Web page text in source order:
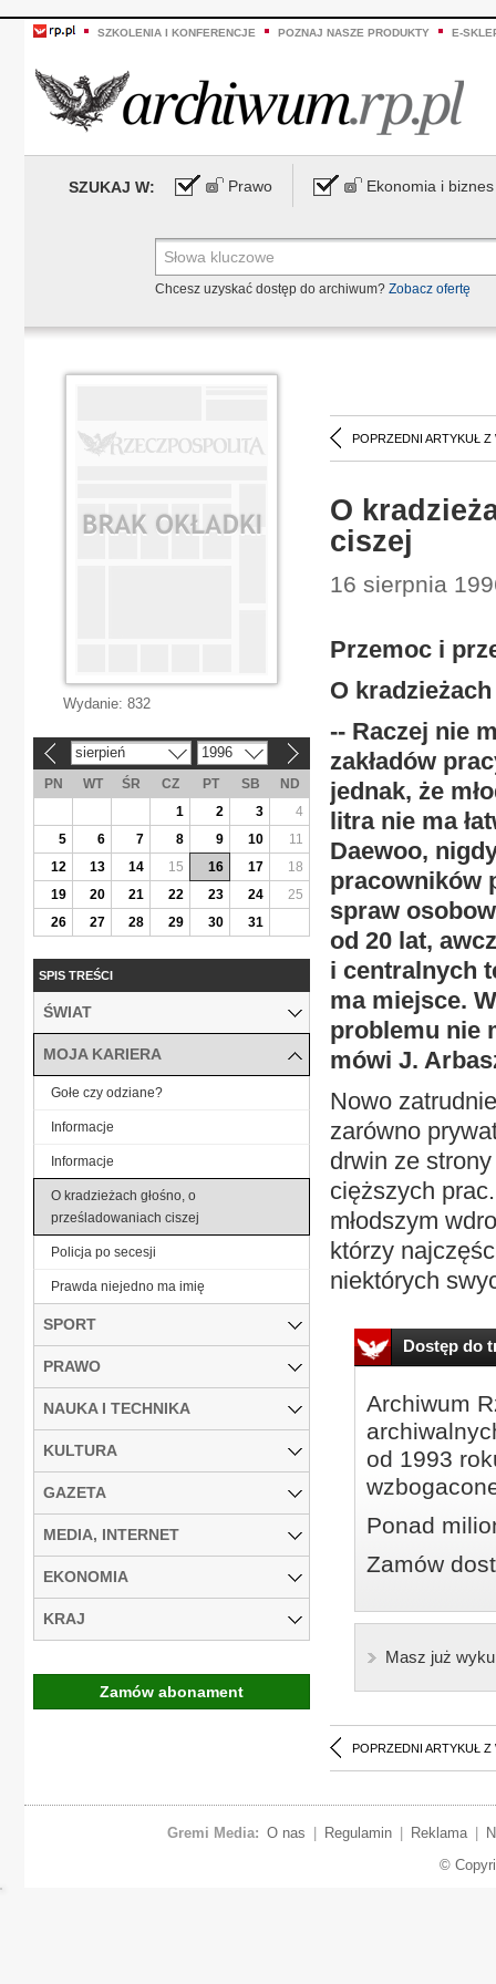
SZKOLENIA I KONFERENCJE POZNAJ NASZE PRODUKTY E-
SZUKAJ W: Prawo Ekonomia i biznes
Chcesz uzyskać dostęp do archiwum? Zobacz ofertę
POPRZEDNI ARTYKUŁ Z
O
ciszej
16 sierpnia
Przemoc i
O
-- Raczej nie
zakładów
jednak, że
litra nie ma
Daewoo,
pracowników
spraw
od 20 lat,
i centralnych
ma miejsce.
problemu nie
mówi J.
Nowo
zarówno
drwin ze
cięższych
młodszym
którzy
niektórych
Dostęp do
Archiwum
od 1993
Ponad
Zamów
Masz już
POPRZEDNI ARTYKUŁ Z
Wydanie: 832
sierpień 1996
PN WT ŚR CZ PT SB
ND
1
2 3
4
5
6 7 8 9 10
11
12
13 14 15 16 17
18
19
20 21 22 23 24
25
26
27 28 29 30 31
SPIS TREŚCI
ŚWIAT
MOJA KARIERA
Gołe czy odziane?
Informacje
Informacje
O kradzieżach głośno, o
prześladowaniach ciszej
Policja po secesji
Prawda niejedno ma imię
SPORT
PRAWO
NAUKA I TECHNIKA
KULTURA
GAZETA
MEDIA, INTERNET
EKONOMIA
KRAJ
Zamów abonament
Gremi Media: O nas Regulamin Reklama
©